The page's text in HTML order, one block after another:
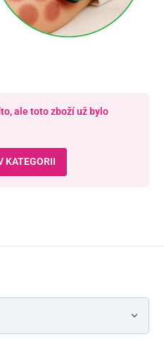
ale toto zboží už bylo
KATEGORII